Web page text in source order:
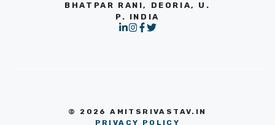
BHATPAR RANI, DEORIA, U.
P. INDIA
© 2026 AMITSRIVASTAV.IN
PRIVACY POLICY